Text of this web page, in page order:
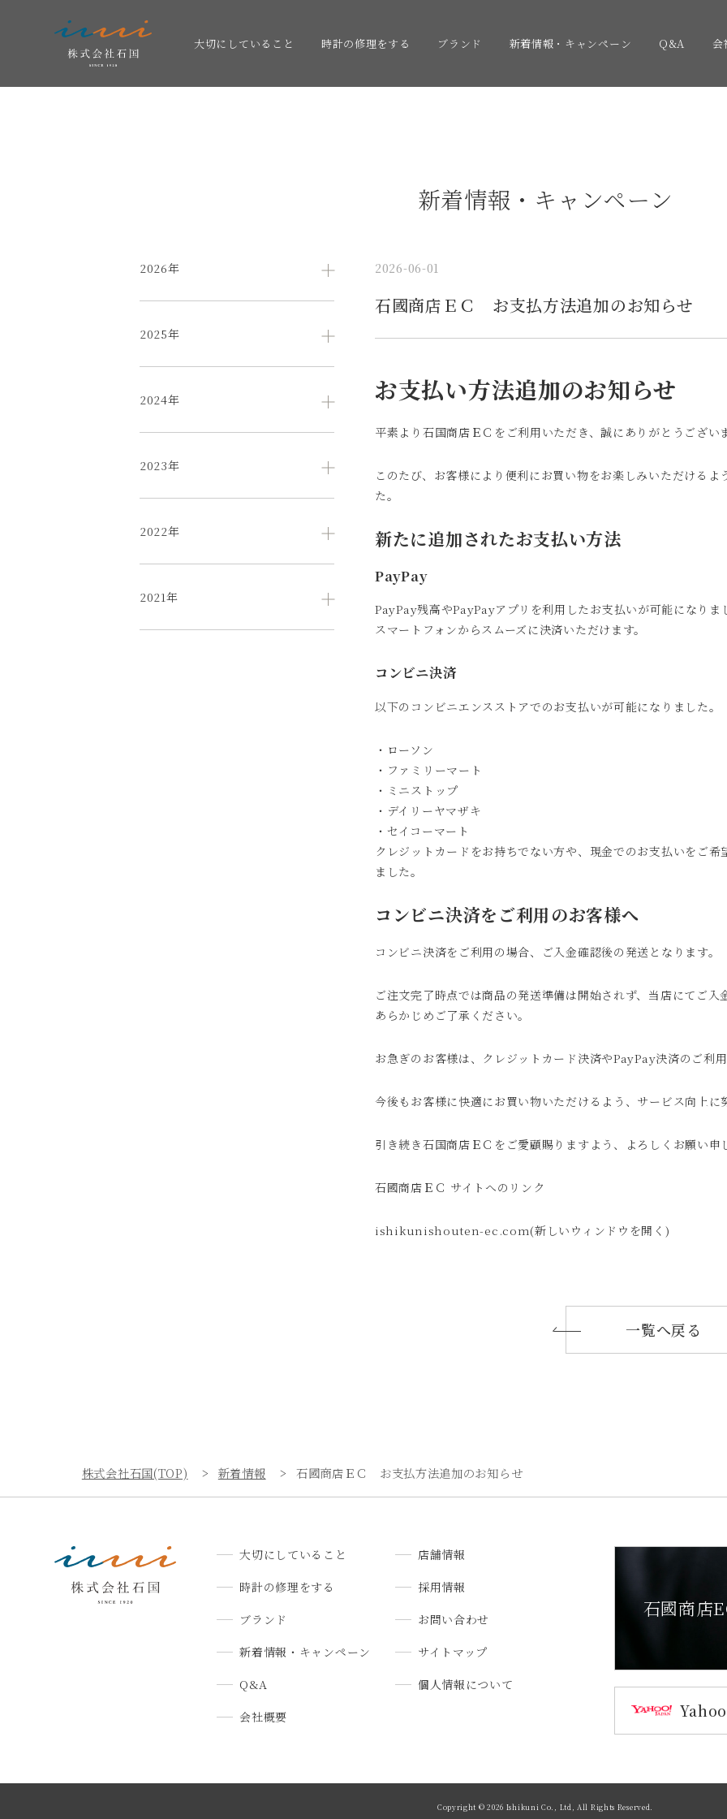
大切にしていること 時計の修理をする ブランド 新着情報・キャンペーン Q&A 会
新着情報・キャンペーン
2026-06-01
石國商店ＥＣ お支払方法追加のお知らせ
お支払い方法追加のお知らせ
平素より石国商店ＥＣをご利用いただき、誠にありがとうござい
このたび、お客様により便利にお買い物をお楽しみいただける
た。
新たに追加されたお支払い方法
PayPay
PayPay残高やPayPayアプリを利用したお支払いが可能になりま
スマートフォンからスムーズに決済いただけます。
コンビニ決済
以下のコンビニエンスストアでのお支払いが可能になりました。
・ローソン
・ファミリーマート
・ミニストップ
・デイリーヤマザキ
・セイコーマート
クレジットカードをお持ちでない方や、現金でのお支払いをご
ました。
コンビニ決済をご利用のお客様へ
コンビニ決済をご利用の場合、ご入金確認後の発送となります。
ご注文完了時点では商品の発送準備は開始されず、当店にてご
あらかじめご了承ください。
お急ぎのお客様は、クレジットカード決済やPayPay決済のご利用
今後もお客様に快適にお買い物いただけるよう、サービス向上に
引き続き石国商店ＥＣをご愛顧賜りますよう、よろしくお願い申
石國商店ＥＣ サイトへのリンク
ishikunishouten-ec.com(新しいウィンドウを開く)
一覧へ戻る
2026年
2025年
2024年
2023年
2022年
2021年
株式会社石国(TOP) 新着情報 石國商店ＥＣ お支払方法追加のお知らせ
大切にしていること
時計の修理をする
ブランド
新着情報・キャンペーン
Q&A
会社概要
店舗情報
採用情報
お問い合わせ
サイトマップ
個人情報について
石國商店
Copyright ©2026 Ishikuni Co., Ltd, All Rights Reserved.